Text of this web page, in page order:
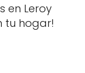
en Leroy
tu hogar!